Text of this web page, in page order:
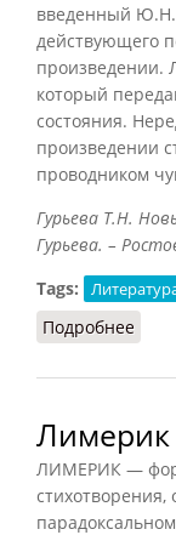
введенный
действующего
произведении.
который
состояния.
произведении
проводником
Гурьева Т.Н.
Гурьева. –
Tags:
Подробнее
Лимерик
ЛИМЕРИК —